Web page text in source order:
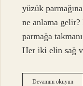
yüzük
ne anlama
parmağa
Her iki elin sağ
Devamını okuyun